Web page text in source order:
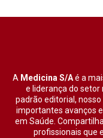
A Medicina S/Aé a
e liderança do setor
padrão editorial,
importantes avanços
em Saúde.
profissionais que